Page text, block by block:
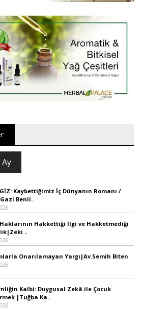
Kaybettiğimiz İç Dünyanın Romanı /
Benli..
Hakkettiği İlgi ve Hakketmediği
..
Onarılamayan Yargı|Av.Semih Biten
Kalbi: Duygusal Zekâ ile Çocuk
|Tuğba Ka..